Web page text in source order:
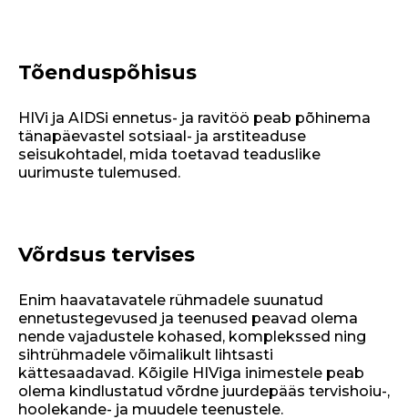
Tõenduspõhisus
HIVi ja AIDSi ennetus- ja ravitöö peab põhinema
tänapäevastel sotsiaal- ja arstiteaduse
seisukohtadel, mida toetavad teaduslike
uurimuste tulemused.
Võrdsus tervises
Enim haavatavatele rühmadele suunatud
ennetustegevused ja teenused peavad olema
nende vajadustele kohased, komplekssed ning
sihtrühmadele võimalikult lihtsasti
kättesaadavad. Kõigile HIViga inimestele peab
olema kindlustatud võrdne juurdepääs tervishoiu-,
hoolekande- ja muudele teenustele.